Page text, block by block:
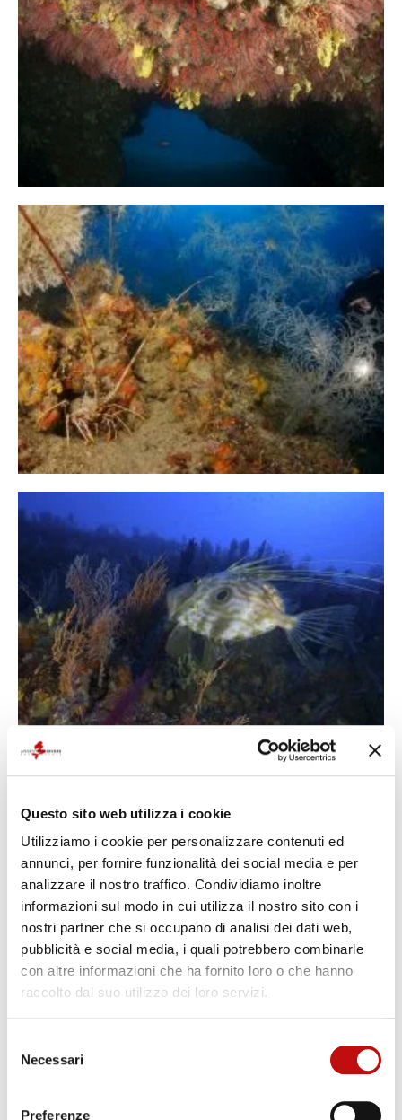
Questo sito web utilizza i cookie
Utilizziamo i cookie per personalizzare contenuti ed
annunci, per fornire funzionalità dei social media e per
analizzare il nostro traffico. Condividiamo inoltre
informazioni sul modo in cui utilizza il nostro sito con i
nostri partner che si occupano di analisi dei dati web,
pubblicità e social media, i quali potrebbero combinarle
con altre informazioni che ha fornito loro o che hanno
raccolto dal suo utilizzo dei loro servizi.
delNecessari
Preferenze